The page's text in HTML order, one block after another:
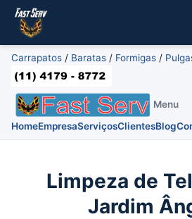
Carrapatos / Baratas / Formigas /
Menu
HomeEmpresaServiçosClientesBlog
Limpeza de
Jardim